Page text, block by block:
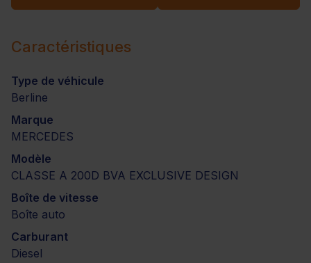
Caractéristiques
Type de véhicule
Berline
Marque
MERCEDES
Modèle
CLASSE A 200D BVA EXCLUSIVE DESIGN
Boîte de vitesse
Boîte auto
Carburant
Diesel